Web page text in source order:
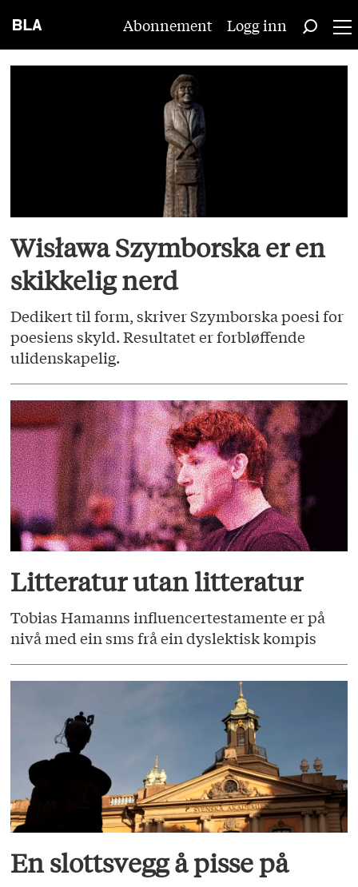
Abonnement Logg inn
Wisława Szymborska er en
skikkelig nerd
Dedikert til form, skriver Szymborska poesi for
poesiens skyld. Resultatet er forbløffende
ulidenskapelig.
Litteratur utan litteratur
Tobias Hamanns influencertestamente er på
nivå med ein sms frå ein dyslektisk kompis
En slottsvegg å pisse på